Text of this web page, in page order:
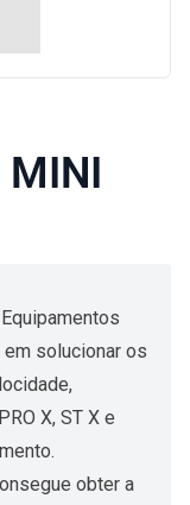
MINI
solucionar os
PRO X, ST X e
obter a